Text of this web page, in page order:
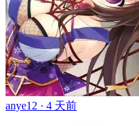
anye12 · 4 天前